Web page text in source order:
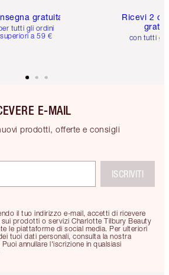
gratuita
tutti gli ordini
superiori a 59 €
Ricevi 2
con tutti gli
E-MAIL
prodotti, offerte e consigli
il tuo indirizzo e-mail, accetti di ricevere
prodotti o servizi Charlotte Tilbury Beauty
le piattaforme di social media. Per ulteriori
tuoi dati personali, consulta la nostra
annullare l'iscrizione in qualsiasi
ISCRIVITI